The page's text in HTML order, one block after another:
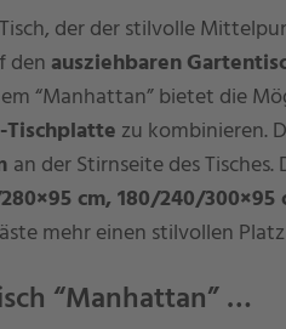
der der stilvolle
den ausziehbaren
“Manhattan” bietet die
zu kombinieren.
an der Stirnseite des
cm, 180/240/300×95
mehr einen stilvollen
“Manhattan” …